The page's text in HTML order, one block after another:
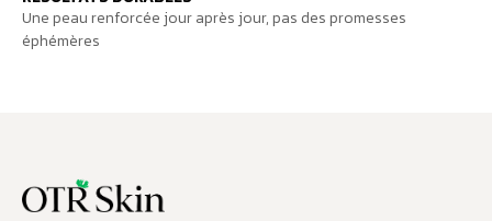
Une peau renforcée jour après jour, pas des promesses
éphémères